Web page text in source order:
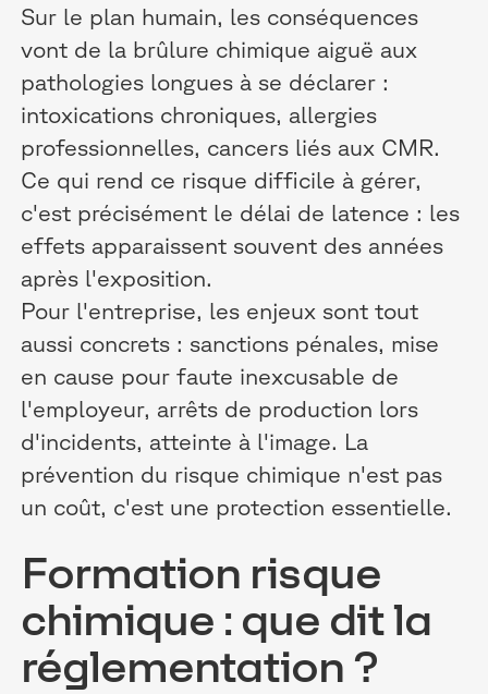
Sur le plan humain, les conséquences
vont de la brûlure chimique aiguë aux
pathologies longues à se déclarer :
intoxications chroniques, allergies
professionnelles, cancers liés aux CMR.
Ce qui rend ce risque difficile à gérer,
c'est précisément le délai de latence : les
effets apparaissent souvent des années
après l'exposition.
Pour l'entreprise, les enjeux sont tout
aussi concrets : sanctions pénales, mise
en cause pour faute inexcusable de
l'employeur, arrêts de production lors
d'incidents, atteinte à l'image. La
prévention du risque chimique n'est pas
un coût, c'est une protection essentielle.
Formation risque
chimique : que dit la
réglementation ?